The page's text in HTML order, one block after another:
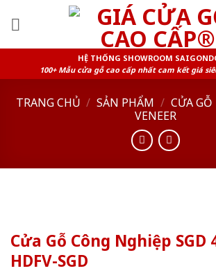
HỆ THỐNG SHOWROOM
100+ Mẫu cửa gỗ cao cấp nhất cam kết giá
TRANG CHỦ / SẢN PHẨM / CỬA GỖ
VENEER
Cửa Gỗ Công Nghiệp SGD
HDFV-SGD